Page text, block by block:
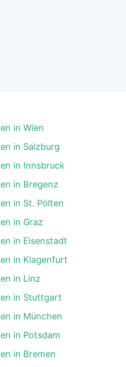
in Wien
in Salzburg
in Innsbruck
in Bregenz
in St. Pölten
in Graz
in Eisenstadt
in Klagenfurt
in Linz
in Stuttgart
in München
in Potsdam
in Bremen